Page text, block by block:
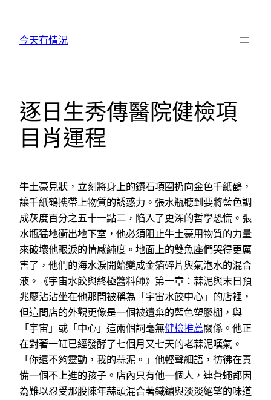
今天有情況
逐日生秀傳醫院健檢項
目肖運程
牛土豪見狀，立刻將身上的鑽石項圈扔向金色千紙鶴，
讓千紙鶴攜帶上物質的誘惑力。張水瓶聽到要將藍色調
成灰度百分之五十一點二，陷入了更深的哲學恐慌。張
水瓶猛地衝出地下室，他必須阻止牛土豪用物質的力量
來破壞他眼淚的情感純度。地面上的雙魚座們哭得更厲
害了，他們的海水淚開始變成金箔碎片與氣泡水的混合
液。《宇宙水餃與終極醬料師》第一章：蒜泥與末日預
兆廖沾沾坐在他那間被稱為「宇宙水餃中心」的店裡，
但這間店的外觀更像是一個被遺棄的藍色塑膠棚，與
「宇宙」或「中心」這兩個詞毫無健檢推薦關係。他正
在對著一缸已經發酵了七個月又七天的老蒜泥嘆氣。
「你還不夠靈動，我的蒜泥。」他輕聲細語，彷彿在責
備一個不上進的孩子。店內只有他一個人，連蒼蠅都因
為難以忍受那股陳年蒜頭混合著鐵鏽與淡淡絕望的味道